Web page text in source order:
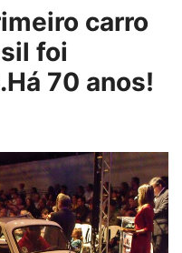
carro
foi
70 anos!